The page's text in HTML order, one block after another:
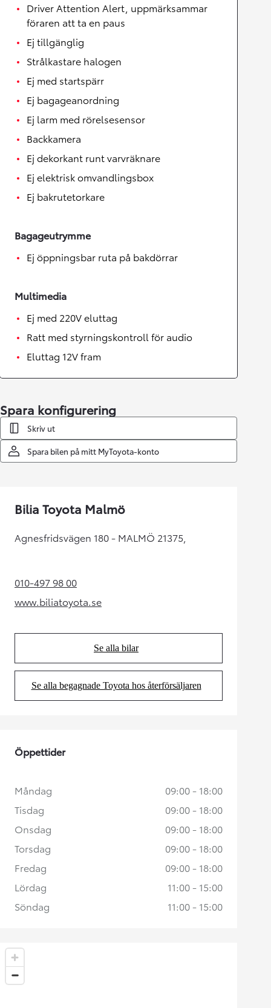
Driver Attention Alert, uppmärksammar
föraren att ta en paus
Ej tillgänglig
Strålkastare halogen
Ej med startspärr
Ej bagageanordning
Ej larm med rörelsesensor
Backkamera
Ej dekorkant runt varvräknare
Ej elektrisk omvandlingsbox
Ej bakrutetorkare
Bagageutrymme
Ej öppningsbar ruta på bakdörrar
Multimedia
Ej med 220V eluttag
Ratt med styrningskontroll för audio
Eluttag 12V fram
Spara konfigurering
Skriv ut
Spara bilen på mitt MyToyota-konto
Bilia Toyota Malmö
Agnesfridsvägen 180 - MALMÖ 21375,
010-497 98 00(Opens in new tab)
www.biliatoyota.se
(Opens in new tab)
Se alla bilar
(Opens in new tab)
Se alla begagnade Toyota hos återförsäljaren
(Opens in new tab)
Öppettider
Måndag
09:00 - 18:00
Tisdag
09:00 - 18:00
Onsdag
09:00 - 18:00
Torsdag
09:00 - 18:00
Fredag
09:00 - 18:00
Lördag
11:00 - 15:00
Söndag
11:00 - 15:00